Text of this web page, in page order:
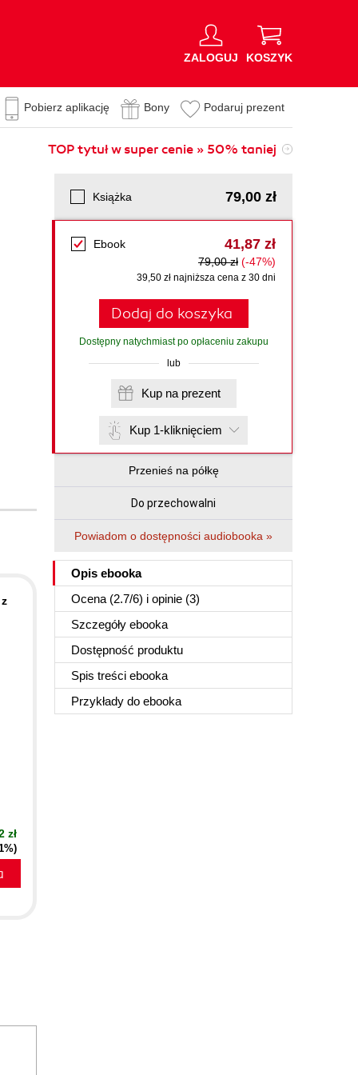
ZALOGUJ KOSZYK
Pobierz aplikację Bony Podaruj prezent
TOP tytuł w super cenie » 50% taniej
Książka 79,00 zł
Ebook 41,87 zł
79,00 zł (-47%)
39,50 zł najniższa cena z 30 dni
Dodaj do koszyka
Dostępny natychmiast po opłaceniu zakupu
lub
Kup na prezent
Kup 1-kliknięciem
Przenieś na półkę
Do przechowalni
Powiadom o dostępności audiobooka »
Opis ebooka
Ocena (2.7/6) i opinie (3)
Szczegóły ebooka
Dostępność produktu
Spis treści ebooka
Przykłady do ebooka
zł